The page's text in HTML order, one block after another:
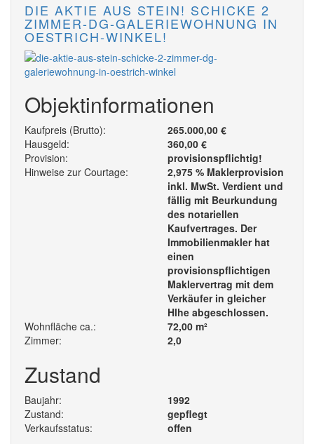
DIE AKTIE AUS STEIN! SCHICKE 2
ZIMMER-DG-GALERIEWOHNUNG IN
OESTRICH-WINKEL!
Objektinformationen
Kaufpreis (Brutto):
265.000,00 €
Hausgeld:
360,00 €
Provision:
provisionspflichtig!
Hinweise zur Courtage:
2,975 % Maklerprovision
inkl. MwSt. Verdient und
fällig mit Beurkundung
des notariellen
Kaufvertrages. Der
Immobilienmakler hat
einen
provisionspflichtigen
Maklervertrag mit dem
Verkäufer in gleicher
Hlhe abgeschlossen.
Wohnfläche ca.:
72,00 m²
Zimmer:
2,0
Zustand
Baujahr:
1992
Zustand:
gepflegt
Verkaufsstatus:
offen